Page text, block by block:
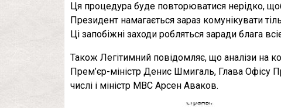
Ця процедура буде повторюватися нерідко,
Президент намагається зараз комунікувати
Ці запобіжні заходи робляться заради блага
Також Легітимний повідомляє, що аналізи на
Прем’єр-міністр Денис Шмигаль, Глава Офісу
числі і міністр МВС Арсен Аваков.